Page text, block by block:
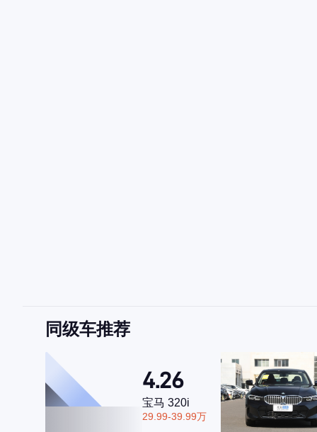
同级车推荐
4.26
宝马 320i
29.99-39.99万